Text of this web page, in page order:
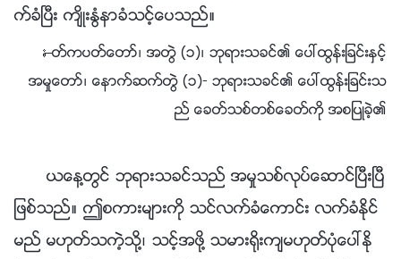
က္ခံၿပီး က်ိဳးႏြံနာခံသင့္ေပသည္။
—ႏႈတ္ကပတ္ေတာ္၊ အတြဲ (၁)၊ ဘုရားသခင္၏ ေပၚထြန္းျခင္းႏွင့္
အမႈေတာ္၊ ေနာက္ဆက္တြဲ (၁)- ဘုရားသခင္၏ ေပၚထြန္းျခင္းသ
ည္ ေခတ္သစ္တစ္ေခတ္ကို အစျပဳခဲ့၏
ယေန႔တြင္ ဘုရားသခင္သည္ အမႈသစ္လုပ္ေဆာင္ၿပီးၿပီ
ျဖစ္သည္။ ဤစကားမ်ားကို သင္လက္ခံေကာင္း လက္ခံႏိုင္
မည္ မဟုတ္သကဲ့သို႔၊ သင့္အဖို႔ သမား႐ိုးက်မဟုတ္ပုံေပၚႏို